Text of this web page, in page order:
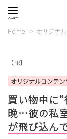
Home オリジナ
【PR】
オリジナルコンテン
買い物中に
晩…彼の私
が飛び込ん